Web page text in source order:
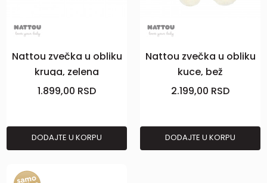
Nattou zvečka u obliku
kruga, zelena
1.899,00 RSD
DODAJTE U KORPU
Nattou zvečka u obliku
kuce, bež
2.199,00 RSD
DODAJTE U KORPU